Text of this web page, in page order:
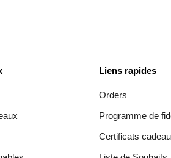
Liens rapides
Orders
Programme de
Certificats